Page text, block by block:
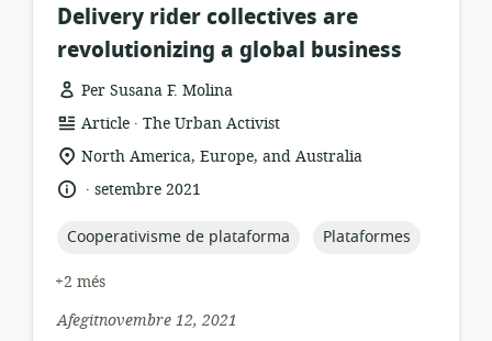
Delivery rider collectives are
revolutionizing a global business
Per Susana F. Molina
format
dels
recursos:
Article .
publicador:
The Urban Activist
ubicació
rellevant:
North America, Europe, and Australia
idioma:
.
data
publicació:
setembre 2021
topic:
Cooperativisme de plataforma topic:
Plataformes
+2 més
Afegitnovembre 12, 2021